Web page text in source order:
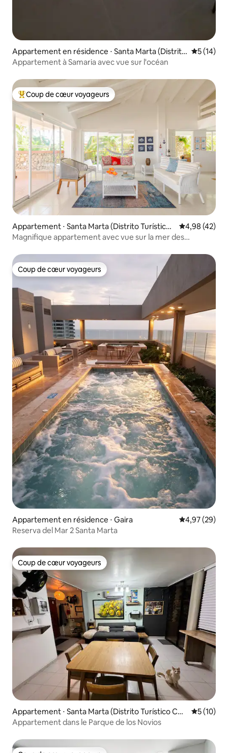
Appartement en résidence ⋅ Santa Marta (Distrito
Turístico Cultural E Histórico)
5 (14)
Appartement à Samaria avec vue sur l'océan
Coups de cœur voyageurs les plus appréciés
Coup de cœur voyageurs
Appartement ⋅ Santa Marta (Distrito Turístico
Cultural E Histórico)
Évaluation
4,98 (42)
Magnifique appartement avec vue sur la mer des
Coup de cœur voyageurs
Coup de cœur voyageurs
Appartement en résidence ⋅ Gaira Évaluation
4,97 (29)
Reserva del Mar 2 Santa Marta
Coup de cœur voyageurs
Coup de cœur voyageurs
Appartement ⋅ Santa Marta (Distrito Turístico Cult
ural E Histórico)
5 (10)
Appartement dans le Parque de los Novios